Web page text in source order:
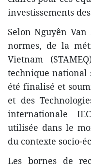
investissements
Selon Nguyên
normes, de la
Vietnam
technique national
été finalisé et
et des
internationale
utilisée dans le
du contexte socio-
Les bornes de